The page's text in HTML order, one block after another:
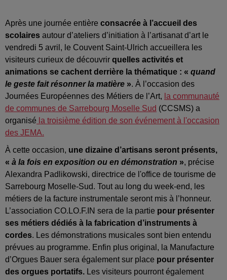
Après une journée entière consacrée à l’accueil des
scolaires autour d’ateliers d’initiation à l’artisanat d’art le
vendredi 5 avril, le Couvent Saint-Ulrich accueillera les
visiteurs curieux de découvrir quelles activités et
animations se cachent derrière la thématique : « quand
le geste fait résonner la matière ». À l’occasion des
Journées Européennes des Métiers de l’Art, la communauté
de communes de Sarrebourg Moselle Sud (CCSMS) a
organisé la troisième édition de son événement à l'occasion
des JEMA.
À cette occasion, une dizaine d’artisans seront présents,
« à la fois en exposition ou en démonstration », précise
Alexandra Padlikowski, directrice de l'office de tourisme de
Sarrebourg Moselle-Sud. Tout au long du week-end, les
métiers de la facture instrumentale seront mis à l’honneur.
L’association CO.LO.F.IN sera de la partie pour présenter
ses métiers dédiés à la fabrication d’instruments à
cordes. Les démonstrations musicales sont bien entendu
prévues au programme. Enfin plus original, la Manufacture
d’Orgues Bauer sera également sur place pour présenter
des orgues portatifs. Les visiteurs pourront également